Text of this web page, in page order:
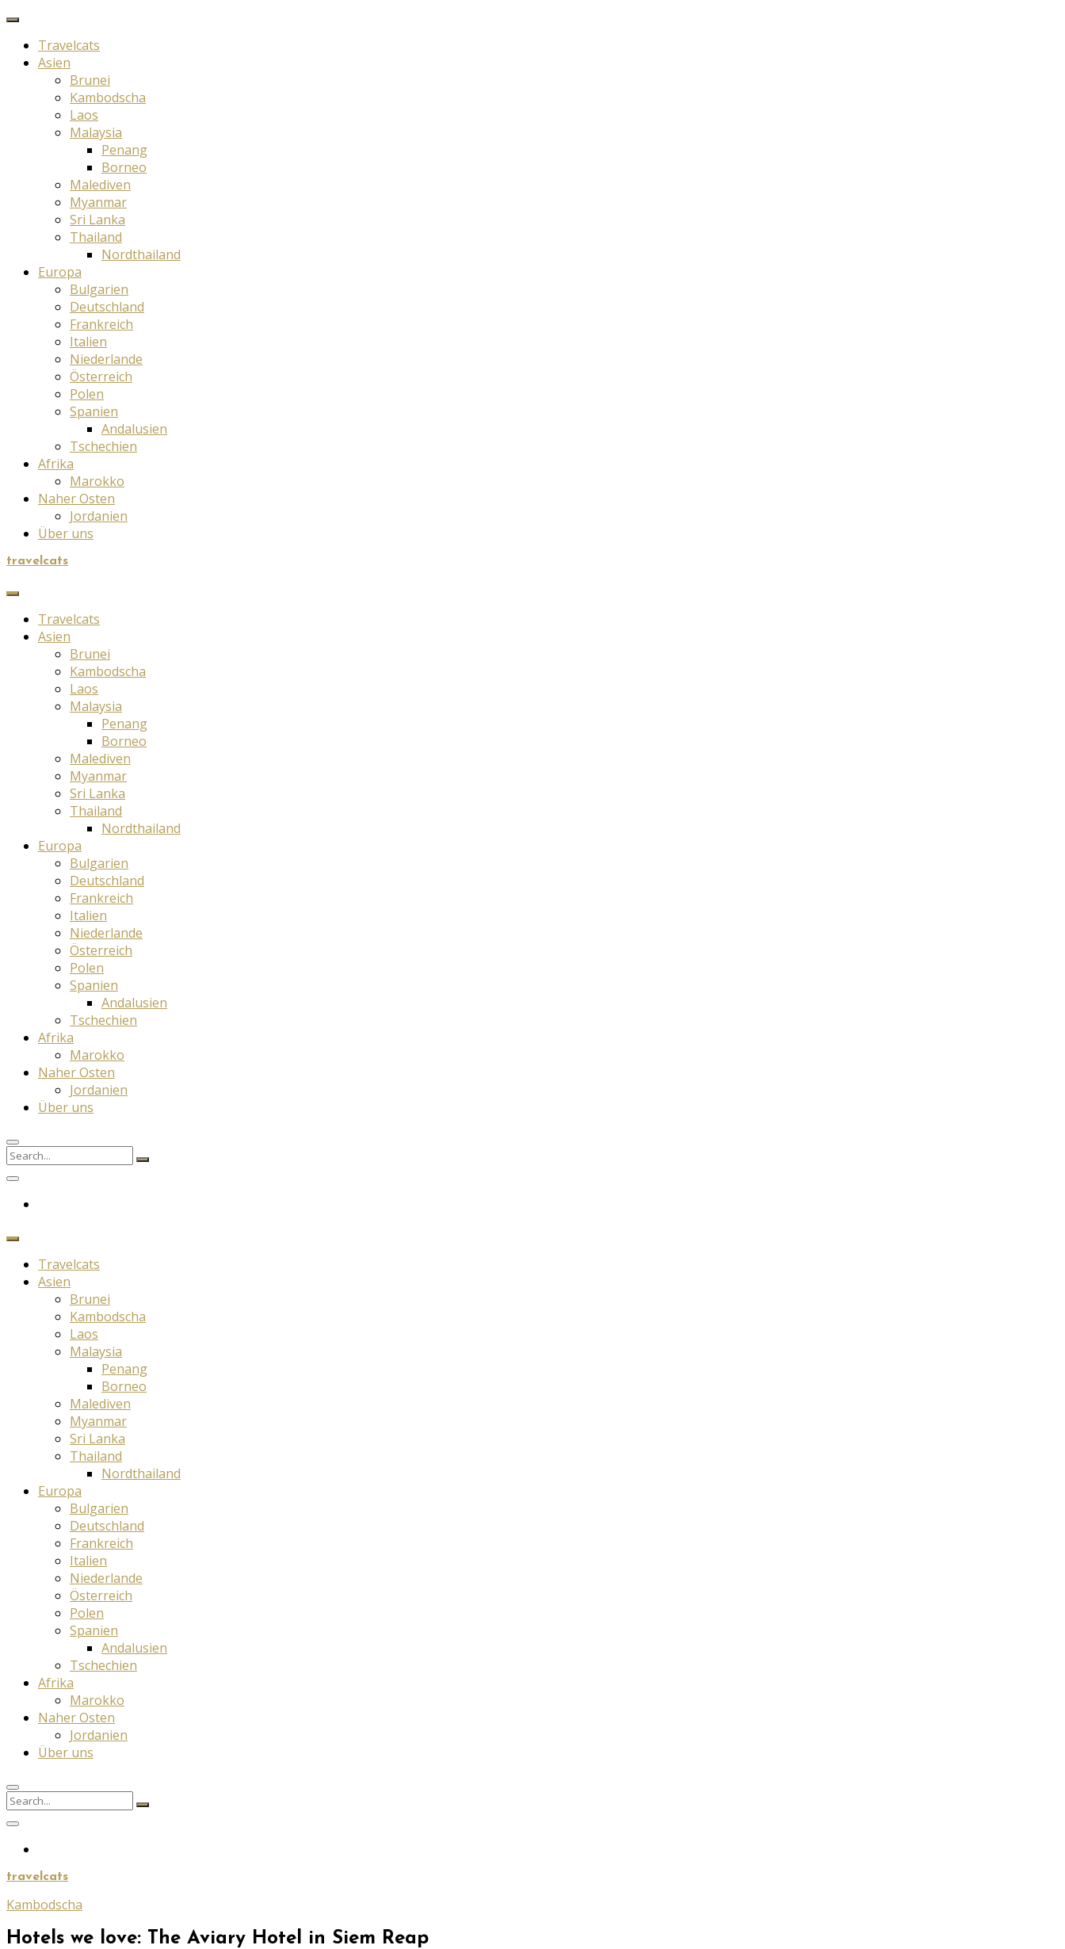
Travelcats
Asien
Brunei
Kambodscha
Laos
Malaysia
Penang
Borneo
Malediven
Myanmar
Sri Lanka
Thailand
Nordthailand
Europa
Bulgarien
Deutschland
Frankreich
Italien
Niederlande
Österreich
Polen
Spanien
Andalusien
Tschechien
Afrika
Marokko
Naher Osten
Jordanien
Über uns
travelcats
Travelcats
Asien
Brunei
Kambodscha
Laos
Malaysia
Penang
Borneo
Malediven
Myanmar
Sri Lanka
Thailand
Nordthailand
Europa
Bulgarien
Deutschland
Frankreich
Italien
Niederlande
Österreich
Polen
Spanien
Andalusien
Tschechien
Afrika
Marokko
Naher Osten
Jordanien
Über uns
Search
Search
Travelcats
Asien
Brunei
Kambodscha
Laos
Malaysia
Penang
Borneo
Malediven
Myanmar
Sri Lanka
Thailand
Nordthailand
Europa
Bulgarien
Deutschland
Frankreich
Italien
Niederlande
Österreich
Polen
Spanien
Andalusien
Tschechien
Afrika
Marokko
Naher Osten
Jordanien
Über uns
Search
Search
travelcats
Kambodscha
Hotels we love: The Aviary Hotel in Siem Reap